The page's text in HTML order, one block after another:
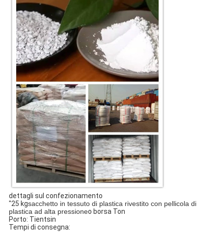
dettagli sul confezionamento
"25 kgsacchetto in tessuto di plastica rivestito con pellicola di
plastica ad alta pressioneo borsa Ton
Porto: Tientsin
Tempi di consegna: